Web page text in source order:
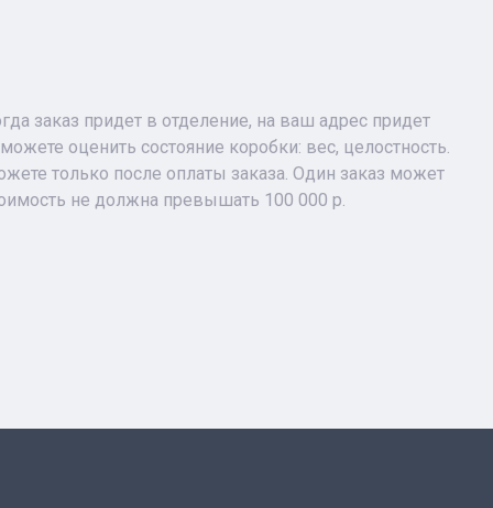
заказ придет в отделение, на ваш адрес придет
оценить состояние коробки: вес, целостность.
только после оплаты заказа. Один заказ может
не должна превышать 100 000 р.